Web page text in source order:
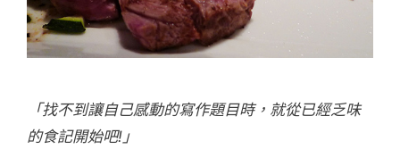
「找不到讓自己感動的寫作題目時，就從已經乏味
的食記開始吧!」